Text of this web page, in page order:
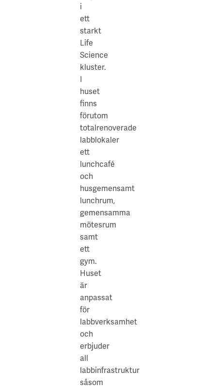
i
ett
starkt
Life
Science
kluster.
I
huset
finns
förutom
totalrenoverade
labblokaler
ett
lunchcafé
och
husgemensamt
lunchrum,
gemensamma
mötesrum
samt
ett
gym.
Huset
är
anpassat
för
labbverksamhet
och
erbjuder
all
labbinfrastruktur
såsom